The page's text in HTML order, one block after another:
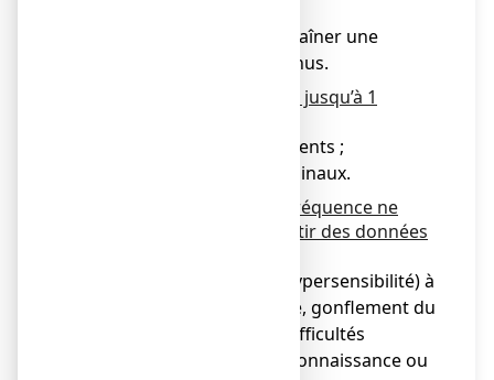
● Diarrhée qui peut entraîner une
douleur au niveau de l’anus.
Peu fréquent (peut affecter jusqu’à 1
● Nausées ou vomissements ;
● Ballonnements abdominaux.
Fréquence indéterminée (fréquence ne
pouvant être estimée à partir des données
● Réaction allergique (hypersensibilité) à
type d’éruption, urticaire, gonflement du
visage ou de la gorge, difficultés
respiratoires, perte de connaissance ou